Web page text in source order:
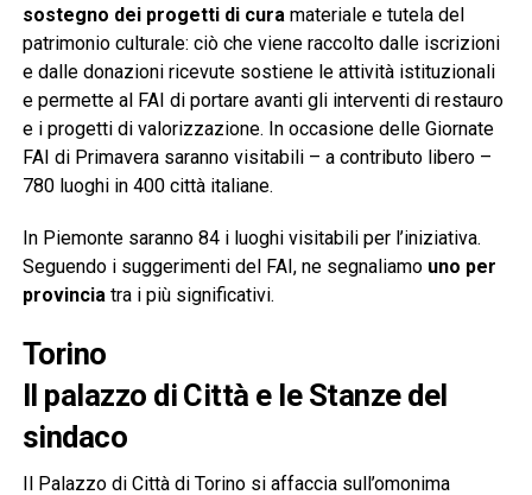
sostegno dei progetti di curamateriale e tutela del
patrimonio culturale: ciò che viene raccolto dalle iscrizioni
e dalle donazioni ricevute sostiene le attività istituzionali
e permette al FAI di portare avanti gli interventi di restauro
e i progetti di valorizzazione. In occasione delle Giornate
FAI di Primavera saranno visitabili – a contributo libero –
780 luoghi in 400 città italiane.
In Piemonte saranno 84 i luoghi visitabili per l’iniziativa.
Seguendo i suggerimenti del FAI, ne segnaliamo uno per
provinciatra i più significativi.
Torino
Il palazzo di Città e le Stanze del
sindaco
Il Palazzo di Città di Torino si affaccia sull’omonima